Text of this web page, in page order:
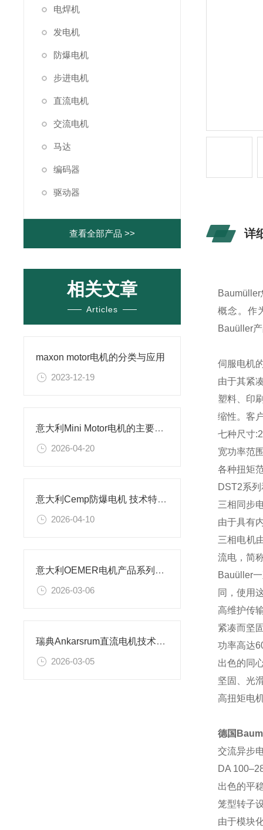
电焊机
发电机
防爆电机
步进电机
直流电机
交流电机
马达
编码器
驱动器
查看全部产品 >>
相关文章
Articles
maxon motor电机的分类与应用
2023-12-19
意大利Mini Motor电机的主要特征及应用场景
2026-04-20
意大利Cemp防爆电机 技术特点及应用场景
2026-04-10
意大利OEMER电机产品系列及应用场景解析
2026-03-06
瑞典Ankarsrum直流电机技术特征及应用场景解析
2026-03-05
详
概念。作
Bauüller
伺服电机
由于其紧
塑料、印
缩性。客
七种尺寸
宽功率范
各种扭矩
DST2系
三相同步
由于具有
三相电机
流电，简
Bauüller
同，使用
高维护传
紧凑而坚
功率高达
出色的同
坚固、光
高扭矩电
德国
交流异步
DA
出色的平
笼型转子
由于模块